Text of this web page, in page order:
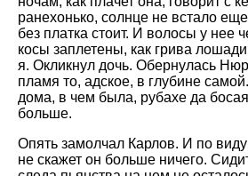
ранехонько, солнце не встало
без платка стоит. И волосы у нее
косы заплетены, как грива
я. Окликнул дочь. Обернулась
пламя то, адское, в глубине
дома, в чем была, рубахе да
больше.
Опять замолчал Карлов. И по
не скажет он больше ничего.